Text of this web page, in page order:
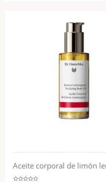
Aceite corporal de limón